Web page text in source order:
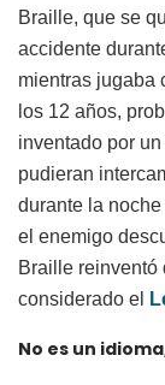
Braille, que se
accidente
mientras jugaba
los 12 años,
inventado por
pudieran
durante la
el enemigo
Braille reinventó
considerado el
No es un